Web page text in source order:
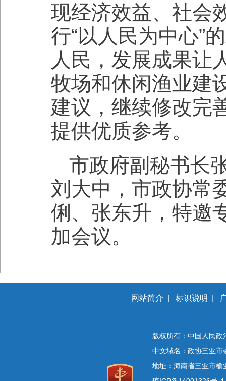
现经济效益、社会
行“以人民为中心”
人民，发展成果让
牧场和休闲渔业建
建议，继续修改完
提供优质参考。
市政府副秘书长
刘大中，市政协常
俐、张东升，特邀
加会议。
网站简介 标识说明
版权所有：中国人民
中文域名：政协三亚市
地址：海南省三亚市榆